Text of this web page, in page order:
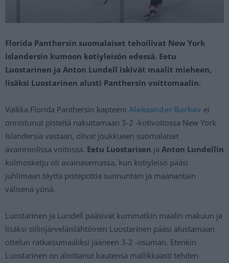
Florida Panthersin suomalaiset tehoilivat New York
Islandersin kumoon kotiyleisön edessä. Eetu
Luostarinen ja Anton Lundell iskivät maalit mieheen,
lisäksi Luostarinen alusti Panthersin voittomaalin.
Vaikka Florida Panthersin kapteeni Aleksander Barkov ei
onnistunut pisteitä nakuttamaan 3-2 -kotivoitossa New York
Islandersia vastaan, olivat joukkueen suomalaiset
avainroolissa voitossa. Eetu Luostarisen ja Anton Lundellin
kolmosketju oli avainasemassa, kun kotiyleisö pääsi
juhlimaan täyttä pistepottia sunnuntain ja maanantain
välisenä yönä.
Luostarinen ja Lundell pääsivät kummatkin maalin makuun ja
lisäksi siilinjärveläislähtöinen Luostarinen pääsi alustamaan
ottelun ratkaisumaaliksi jääneen 3-2 -osuman. Etenkin
Luostarinen on aloittanut kautensa mallikkaasti tehden